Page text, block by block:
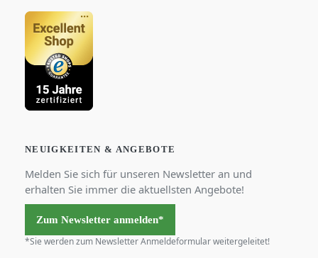
NEUIGKEITEN & ANGEBOTE
Melden Sie sich für unseren Newsletter an und
erhalten Sie immer die aktuellsten Angebote!
Zum Newsletter anmelden*
*Sie werden zum Newsletter Anmeldeformular weitergeleitet!